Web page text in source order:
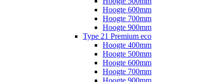
Hoogte 600mm
Hoogte 700mm
Hoogte 900mm
Type 21 Premium eco
Hoogte 400mm
Hoogte 500mm
Hoogte 600mm
Hoogte 700mm
Hoogte 900mm